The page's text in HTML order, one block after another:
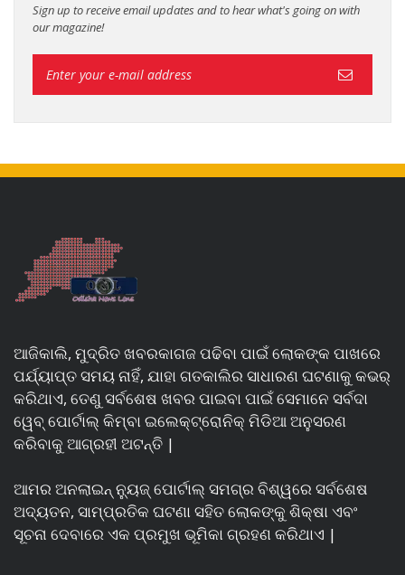
Sign up to receive email updates and to hear what's going on with
our magazine!
ଆଜିକାଲି, ମୁଦ୍ରିତ ଖବରକାଗଜ ପଢିବା ପାଇଁ ଲୋକଙ୍କ ପାଖରେ
ପର୍ଯ୍ୟାପ୍ତ ସମୟ ନାହିଁ, ଯାହା ଗତକାଲିର ସାଧାରଣ ଘଟଣାକୁ କଭର୍
କରିଥାଏ, ତେଣୁ ସର୍ବଶେଷ ଖବର ପାଇବା ପାଇଁ ସେମାନେ ସର୍ବଦା
ୱେବ୍ ପୋର୍ଟାଲ୍ କିମ୍ବା ଇଲେକ୍ଟ୍ରୋନିକ୍ ମିଡିଆ ଅନୁସରଣ
କରିବାକୁ ଆଗ୍ରହୀ ଅଟନ୍ତି |
ଆମର ଅନଲାଇନ୍ ନ୍ୟୁଜ୍ ପୋର୍ଟାଲ୍ ସମଗ୍ର ବିଶ୍ୱରେ ସର୍ବଶେଷ
ଅଦ୍ୟତନ, ସାମ୍ପ୍ରତିକ ଘଟଣା ସହିତ ଲୋକଙ୍କୁ ଶିକ୍ଷା ଏବଂ
ସୂଚନା ଦେବାରେ ଏକ ପ୍ରମୁଖ ଭୂମିକା ଗ୍ରହଣ କରିଥାଏ |